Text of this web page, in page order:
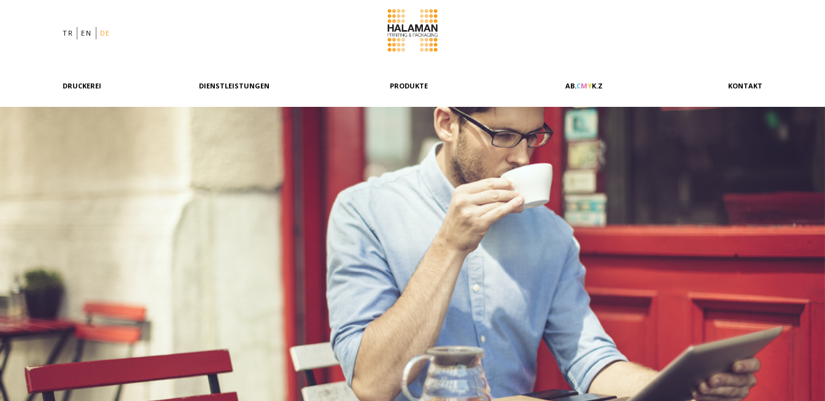
TR EN DE
DRUCKEREI
Philosophie
DIENSTLEISTUNGEN
Grafikdesign
PRODUKTE
Faltschachteln
Etiketten & Faltkarton mit Aufhängung
Umschläge & Beutel
Bündeln & Banderolen
Spezialboxen
Weitere Produkte
AB.CMYK.Z KONTAKT
Vertrieb & Marketing